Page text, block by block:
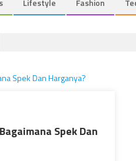
Lifestyle Fashion
Spek Dan